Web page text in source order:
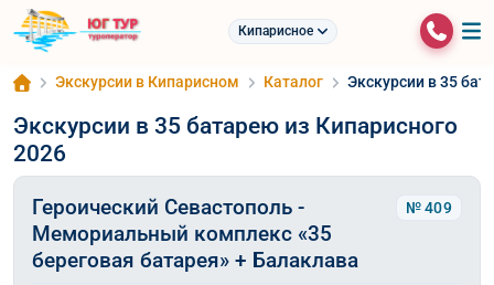
Кипарисное
Экскурсии в Кипарисном Каталог Экскурсии в 35
Экскурсии в 35 батарею из Кипарисного
2026
Героический Севастополь -
Мемориальный комплекс «35
береговая батарея» + Балаклава
№ 409